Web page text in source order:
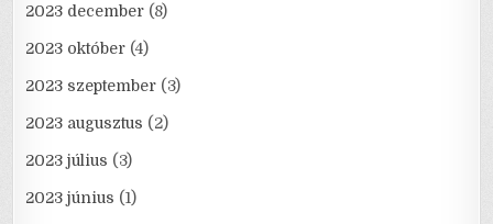
2023 december (8)
2023 október (4)
2023 szeptember (3)
2023 augusztus (2)
2023 július (3)
2023 június (1)